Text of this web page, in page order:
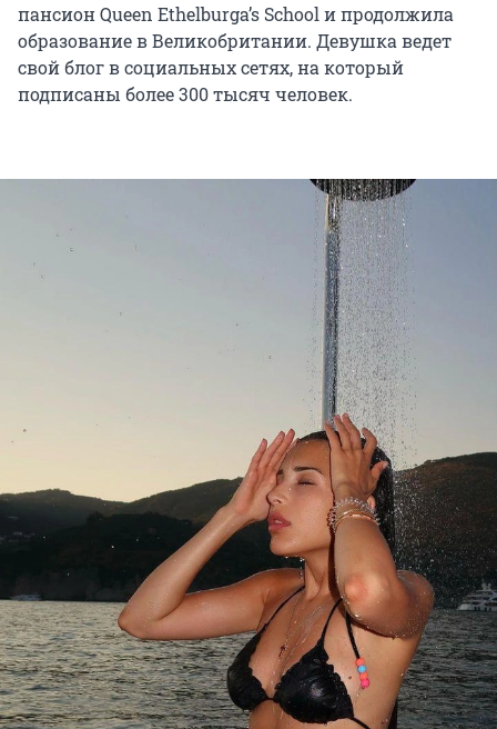
пансион Queen Ethelburga’s School и продолжила
образование в Великобритании. Девушка ведет
свой блог в социальных сетях, на который
подписаны более 300 тысяч человек.